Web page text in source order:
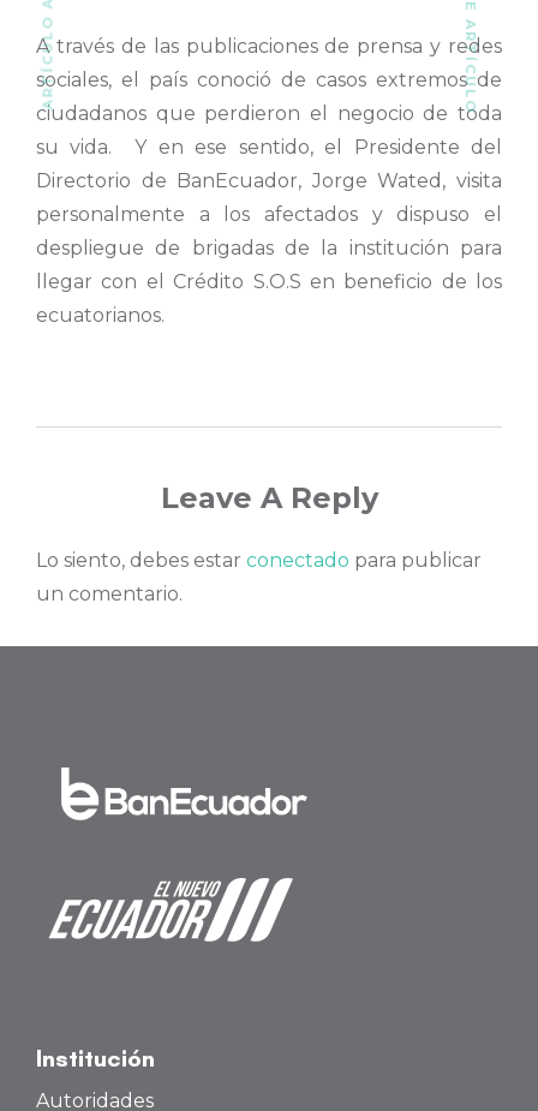
A través de las publicaciones de prensa y redes
sociales, el país conoció de casos extremos de
ciudadanos que perdieron el negocio de toda
su vida. Y en ese sentido, el Presidente del
Directorio de BanEcuador, Jorge Wated, visita
personalmente a los afectados y dispuso el
despliegue de brigadas de la institución para
llegar con el Crédito S.O.S en beneficio de los
ecuatorianos.
Leave A Reply
Lo siento, debes estar conectado para publicar
un comentario.
Institución
Autoridades